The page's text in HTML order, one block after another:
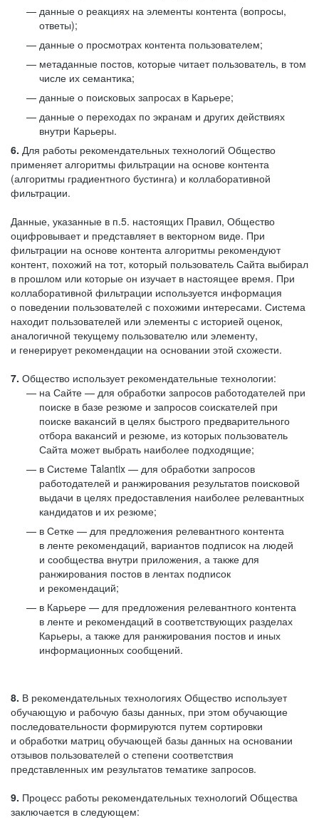
данные о реакциях на элементы контента (вопросы,
ответы);
данные о просмотрах контента пользователем;
метаданные постов, которые читает пользователь, в том
числе их семантика;
данные о поисковых запросах в Карьере;
данные о переходах по экранам и других действиях
внутри Карьеры.
6. Для работы рекомендательных технологий Общество
применяет алгоритмы фильтрации на основе контента
(алгоритмы градиентного бустинга) и коллаборативной
фильтрации.
Данные, указанные в п.5. настоящих Правил, Общество
оцифровывает и представляет в векторном виде. При
фильтрации на основе контента алгоритмы рекомендуют
контент, похожий на тот, который пользователь Сайта выбирал
в прошлом или которые он изучает в настоящее время. При
коллаборативной фильтрации используется информация
о поведении пользователей с похожими интересами. Система
находит пользователей или элементы с историей оценок,
аналогичной текущему пользователю или элементу,
и генерирует рекомендации на основании этой схожести.
7. Общество использует рекомендательные технологии:
на Сайте — для обработки запросов работодателей при
поиске в базе резюме и запросов соискателей при
поиске вакансий в целях быстрого предварительного
отбора вакансий и резюме, из которых пользователь
Сайта может выбрать наиболее подходящие;
в Системе Talantix — для обработки запросов
работодателей и ранжирования результатов поисковой
выдачи в целях предоставления наиболее релевантных
кандидатов и их резюме;
в Сетке — для предложения релевантного контента
в ленте рекомендаций, вариантов подписок на людей
и сообщества внутри приложения, а также для
ранжирования постов в лентах подписок
и рекомендаций;
в Карьере — для предложения релевантного контента
в ленте и рекомендаций в соответствующих разделах
Карьеры, а также для ранжирования постов и иных
информационных сообщений.
8. В рекомендательных технологиях Общество использует
обучающую и рабочую базы данных, при этом обучающие
последовательности формируются путем сортировки
и обработки матриц обучающей базы данных на основании
отзывов пользователей о степени соответствия
представленных им результатов тематике запросов.
9. Процесс работы рекомендательных технологий Общества
заключается в следующем: